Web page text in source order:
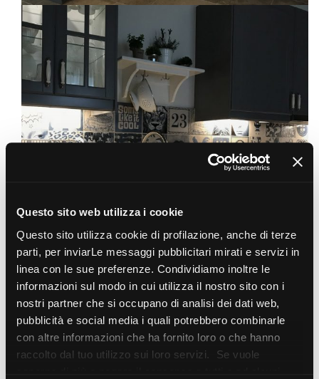
Questo sito web utilizza i cookie
Questo sito utilizza cookie di profilazione, anche di terze
parti, per inviarLe messaggi pubblicitari mirati e servizi in
linea con le sue preferenze. Condividiamo inoltre le
informazioni sul modo in cui utilizza il nostro sito con i
nostri partner che si occupano di analisi dei dati web,
pubblicità e social media i quali potrebbero combinarle
con altre informazioni che ha fornito loro o che hanno
raccolto dal tuo utilizzo sui loro servizi. Se vuole